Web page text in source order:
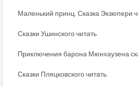
Маленький принц. Сказка Экзюпери
Сказки Ушинского читать
Приключения барона Мюнхаузена
Сказки Пляцковского читать